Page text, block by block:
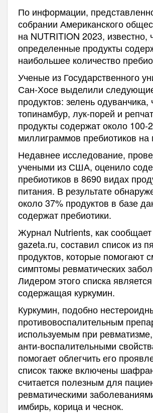
По информации,
собрании Американского
на NUTRITION 2023, известно,
определенные продукты
наибольшее количество
Ученые из Государственного
Сан-Хосе выделили
продуктов: зелень одуванчика,
топинамбур, лук-порей и
продукты содержат около 100-
миллиграммов пребиотиков
Недавнее исследование,
учеными из США, оценило
пребиотиков в 8690 видах
питания. В результате
около 37% продуктов в базе
содержат пребиотики.
Журнал Nutrients, как
gazeta.ru, составил список из
продуктов, которые помогают
симптомы ревматических
Лидером этого списка
содержащая куркумин.
Куркумин, подобно
противовоспалительным
используемым при
анти-воспалительными
помогает облегчить его
список также включены
считается полезным для
ревматическими
имбирь, корица и чеснок.